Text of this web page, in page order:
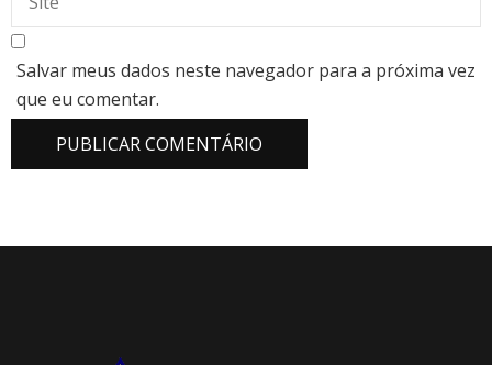
Salvar meus dados neste navegador para a próxima vez
que eu comentar.